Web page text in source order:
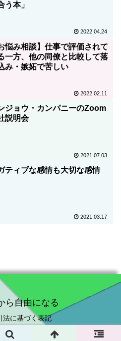
う本」
2022.04.24
悩み相談】仕事で評価されて
一方、他の同僚と比較して落
み・嫉妬で苦しい
2022.02.11
ジョウ・カンパニーのZoom
説明会
2021.07.03
ティブな感情も大切な感情
2021.03.17
ら自由になる
法に基づく表記
さから自由になる.